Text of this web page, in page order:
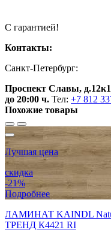
С гарантией!
Контакты:
Санкт-Петербург:
Проспект Славы, д.12к1
до 20:00 ч. Тел: +7 812
Похожие товары
Лучшая цена
скидка
-21%
Подробнее
ЛАМИНАТ KAINDL
ТРЕНД К4421 RI